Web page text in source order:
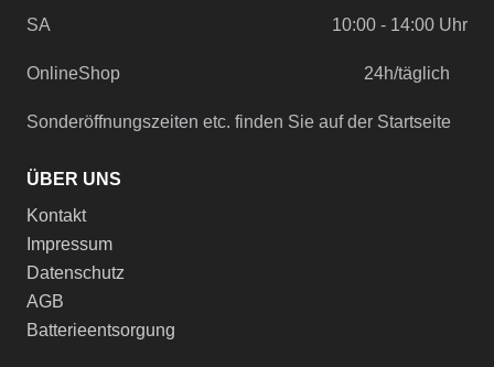
SA
10:00 - 14:00 Uhr
OnlineShop 24h/täglich
Sonderöffnungszeiten etc. finden Sie auf der Startseite
ÜBER UNS
Kontakt
Impressum
Datenschutz
AGB
Batterieentsorgung